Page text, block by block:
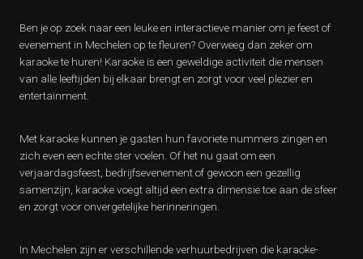
Ben je op zoek naar een leuke en interactieve manier om je feest of
evenement in Mechelen op te fleuren? Overweeg dan zeker om
karaoke te huren! Karaoke is een geweldige activiteit die mensen
van alle leeftijden bij elkaar brengt en zorgt voor veel plezier en
entertainment.
Met karaoke kunnen je gasten hun favoriete nummers zingen en
zich even een echte ster voelen. Of het nu gaat om een
verjaardagsfeest, bedrijfsevenement of gewoon een gezellig
samenzijn, karaoke voegt altijd een extra dimensie toe aan de sfeer
en zorgt voor onvergetelijke herinneringen.
In Mechelen zijn er verschillende verhuurbedrijven die karaoke-